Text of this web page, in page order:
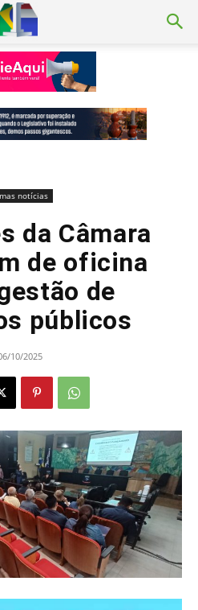
notícias
da Câmara
de oficina
de
públicos
10/2025